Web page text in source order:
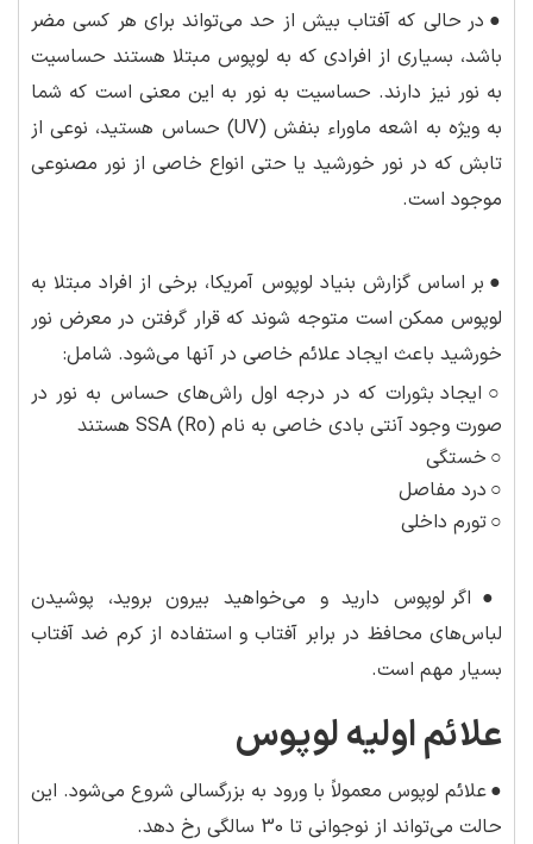
● در حالی که آفتاب بیش از حد می‌تواند برای هر کسی مضر
باشد، بسیاری از افرادی که به لوپوس مبتلا هستند حساسیت
به نور نیز دارند. حساسیت به نور به این معنی است که شما
به ویژه به اشعه ماوراء بنفش (UV) حساس هستید، نوعی از
تابش که در نور خورشید یا حتی انواع خاصی از نور مصنوعی
موجود است.
● بر اساس گزارش بنیاد لوپوس آمریکا، برخی از افراد مبتلا به
لوپوس ممکن است متوجه شوند که قرار گرفتن در معرض نور
خورشید باعث ایجاد علائم خاصی در آنها می‌شود. شامل:
○ ایجاد بثورات که در درجه اول راش‌های حساس به نور در
صورت وجود آنتی بادی خاصی به نام SSA (Ro) هستند
○ خستگی
○ درد مفاصل
○تورم داخلی
● اگر لوپوس دارید و می‌خواهید بیرون بروید، پوشیدن
لباس‌های محافظ در برابر آفتاب و استفاده از کرم ضد آفتاب
بسیار مهم است.
علائم اولیه لوپوس
●علائم لوپوس معمولاً با ورود به بزرگسالی شروع می‌شود. این
حالت می‌تواند از نوجوانی تا 30 سالگی رخ دهد.